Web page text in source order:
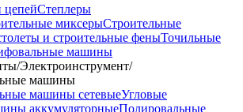
цепейСтеплеры
миксерыСтроительные
и строительные феныТочильные
машины
/Электроинструмент/
машины
машины сетевыеУгловые
аккумуляторныеПолировальные